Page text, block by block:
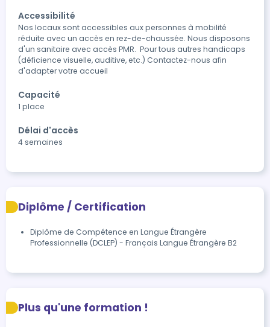
Accessibilité
Nos locaux sont accessibles aux personnes à mobilité
réduite avec un accès en rez-de-chaussée. Nous disposons
d'un sanitaire avec accès PMR.  Pour tous autres handicaps
(déficience visuelle, auditive, etc.) Contactez-nous afin
d'adapter votre accueil
Capacité
1 place
Délai d'accès
4 semaines
Diplôme / Certification
Diplôme de Compétence en Langue Étrangère
Professionnelle (DCLEP) - Français Langue Étrangère B2
Plus qu'une formation !